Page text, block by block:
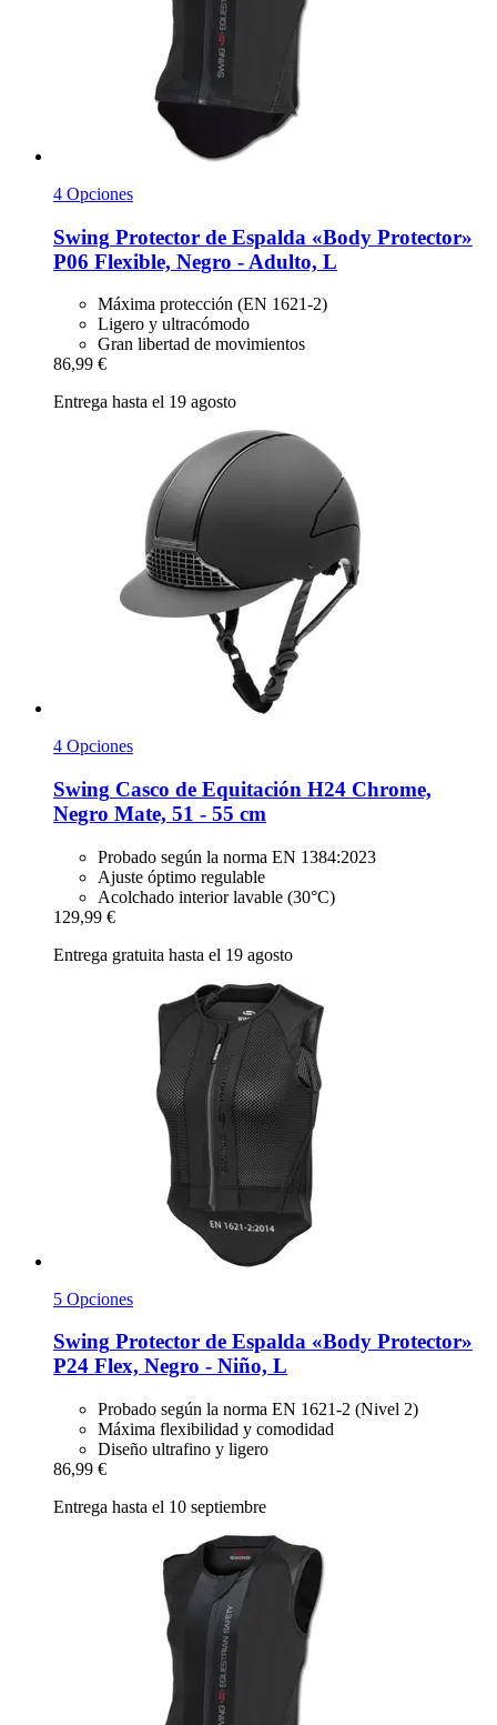
4 Opciones
Swing Protector de Espalda «Body Protector»
P06 Flexible, Negro -​ Adulto, L
Máxima protección (EN 1621-2)
Ligero y ultracómodo
Gran libertad de movimientos
86,99 €
Entrega hasta el 19 agosto
4 Opciones
Swing Casco de Equitación H24 Chrome,
Negro Mate, 51 -​ 55 cm
Probado según la norma EN 1384:2023
Ajuste óptimo regulable
Acolchado interior lavable (30°C)
129,99 €
Entrega gratuita hasta el 19 agosto
5 Opciones
Swing Protector de Espalda «Body Protector»
P24 Flex, Negro -​ Niño, L
Probado según la norma EN 1621-2 (Nivel 2)
Máxima flexibilidad y comodidad
Diseño ultrafino y ligero
86,99 €
Entrega hasta el 10 septiembre